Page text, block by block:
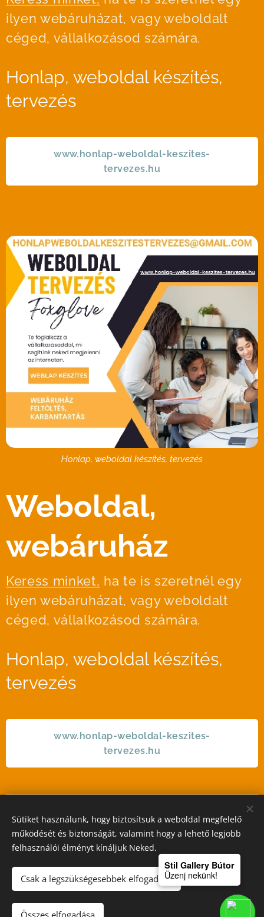
ilyen webáruházat, vagy weboldalt
céged, vállalkozásod számára.
Honlap, weboldal készítés,
tervezés
www.honlap-weboldal-keszites-
tervezes.hu
Honlap, weboldal készítés, tervezés
Weboldal,
webáruház
Keress minket, ha te is szeretnél egy
ilyen webáruházat, vagy weboldalt
céged, vállalkozásod számára.
Honlap, weboldal készítés,
tervezés
www.honlap-weboldal-keszites-
tervezes.hu
STIL GALLERY KFT
Sütiket használunk, hogy biztosítsuk a weboldal megfelelő
működését és biztonságát, valamint hogy a lehető legjobb
felhasználói élményt kínáljuk Neked.
Csak a legszükségesebbek elfogadása
Összes elfogadása
Stil Gallery Bútor
Üzenj nekünk!